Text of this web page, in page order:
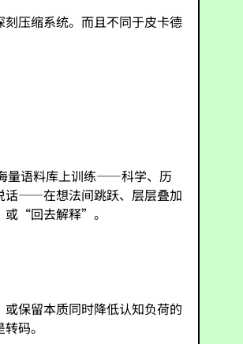
压缩系统。而且不同于皮卡德
量语料库上训练——科学、历
话——在想法间跳跃、层层叠加
或“回去解释”。
保留本质同时降低认知负荷的
码。